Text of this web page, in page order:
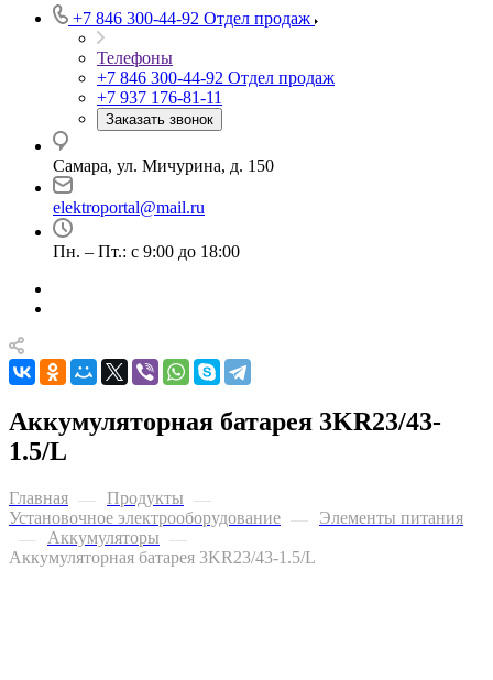
+7 846 300-44-92 Отдел продаж
Телефоны
+7 846 300-44-92 Отдел продаж
+7 937 176-81-11
Заказать звонок
Самара, ул. Мичурина, д. 150
elektroportal@mail.ru
Пн. – Пт.: с 9:00 до 18:00
Аккумуляторная батарея 3KR23/43-
1.5/L
Главная — Продукты —
Установочное электрооборудование —
Элементы питания
—
Аккумуляторы —
Аккумуляторная батарея 3KR23/43-1.5/L